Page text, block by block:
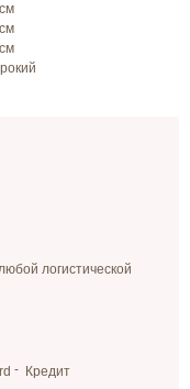
логистической
Кредит